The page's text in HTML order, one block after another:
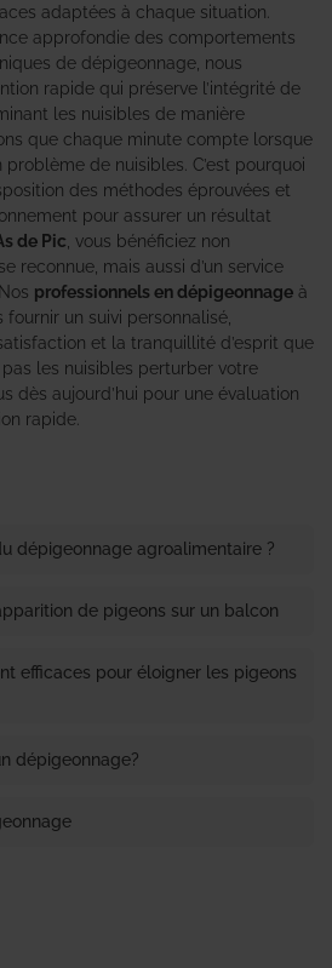
adaptées à chaque situation.
approfondie des comportements
de dépigeonnage, nous
rapide qui préserve l’intégrité de
les nuisibles de manière
que chaque minute compte lorsque
de nuisibles. C’est pourquoi
des méthodes éprouvées et
pour assurer un résultat
de Pic , vous bénéficiez non
reconnue, mais aussi d’un service
professionnels en dépigeonnage à
fournir un suivi personnalisé,
et la tranquillité d’esprit que
les nuisibles perturber votre
dès aujourd’hui pour une évaluation
rapide.
dépigeonnage agroalimentaire ?
de pigeons sur un balcon
efficaces pour éloigner les pigeons
dépigeonnage?